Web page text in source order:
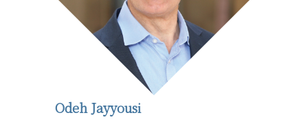
Odeh Jayyousi